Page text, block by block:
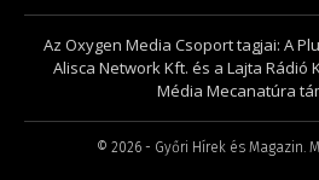
Az Oxygen Media Csoport tagjai: A
Alisca Network Kft. és a Lajta Rádió
Média Mecanatúra
© 2026 - Győri Hírek és Magazin.